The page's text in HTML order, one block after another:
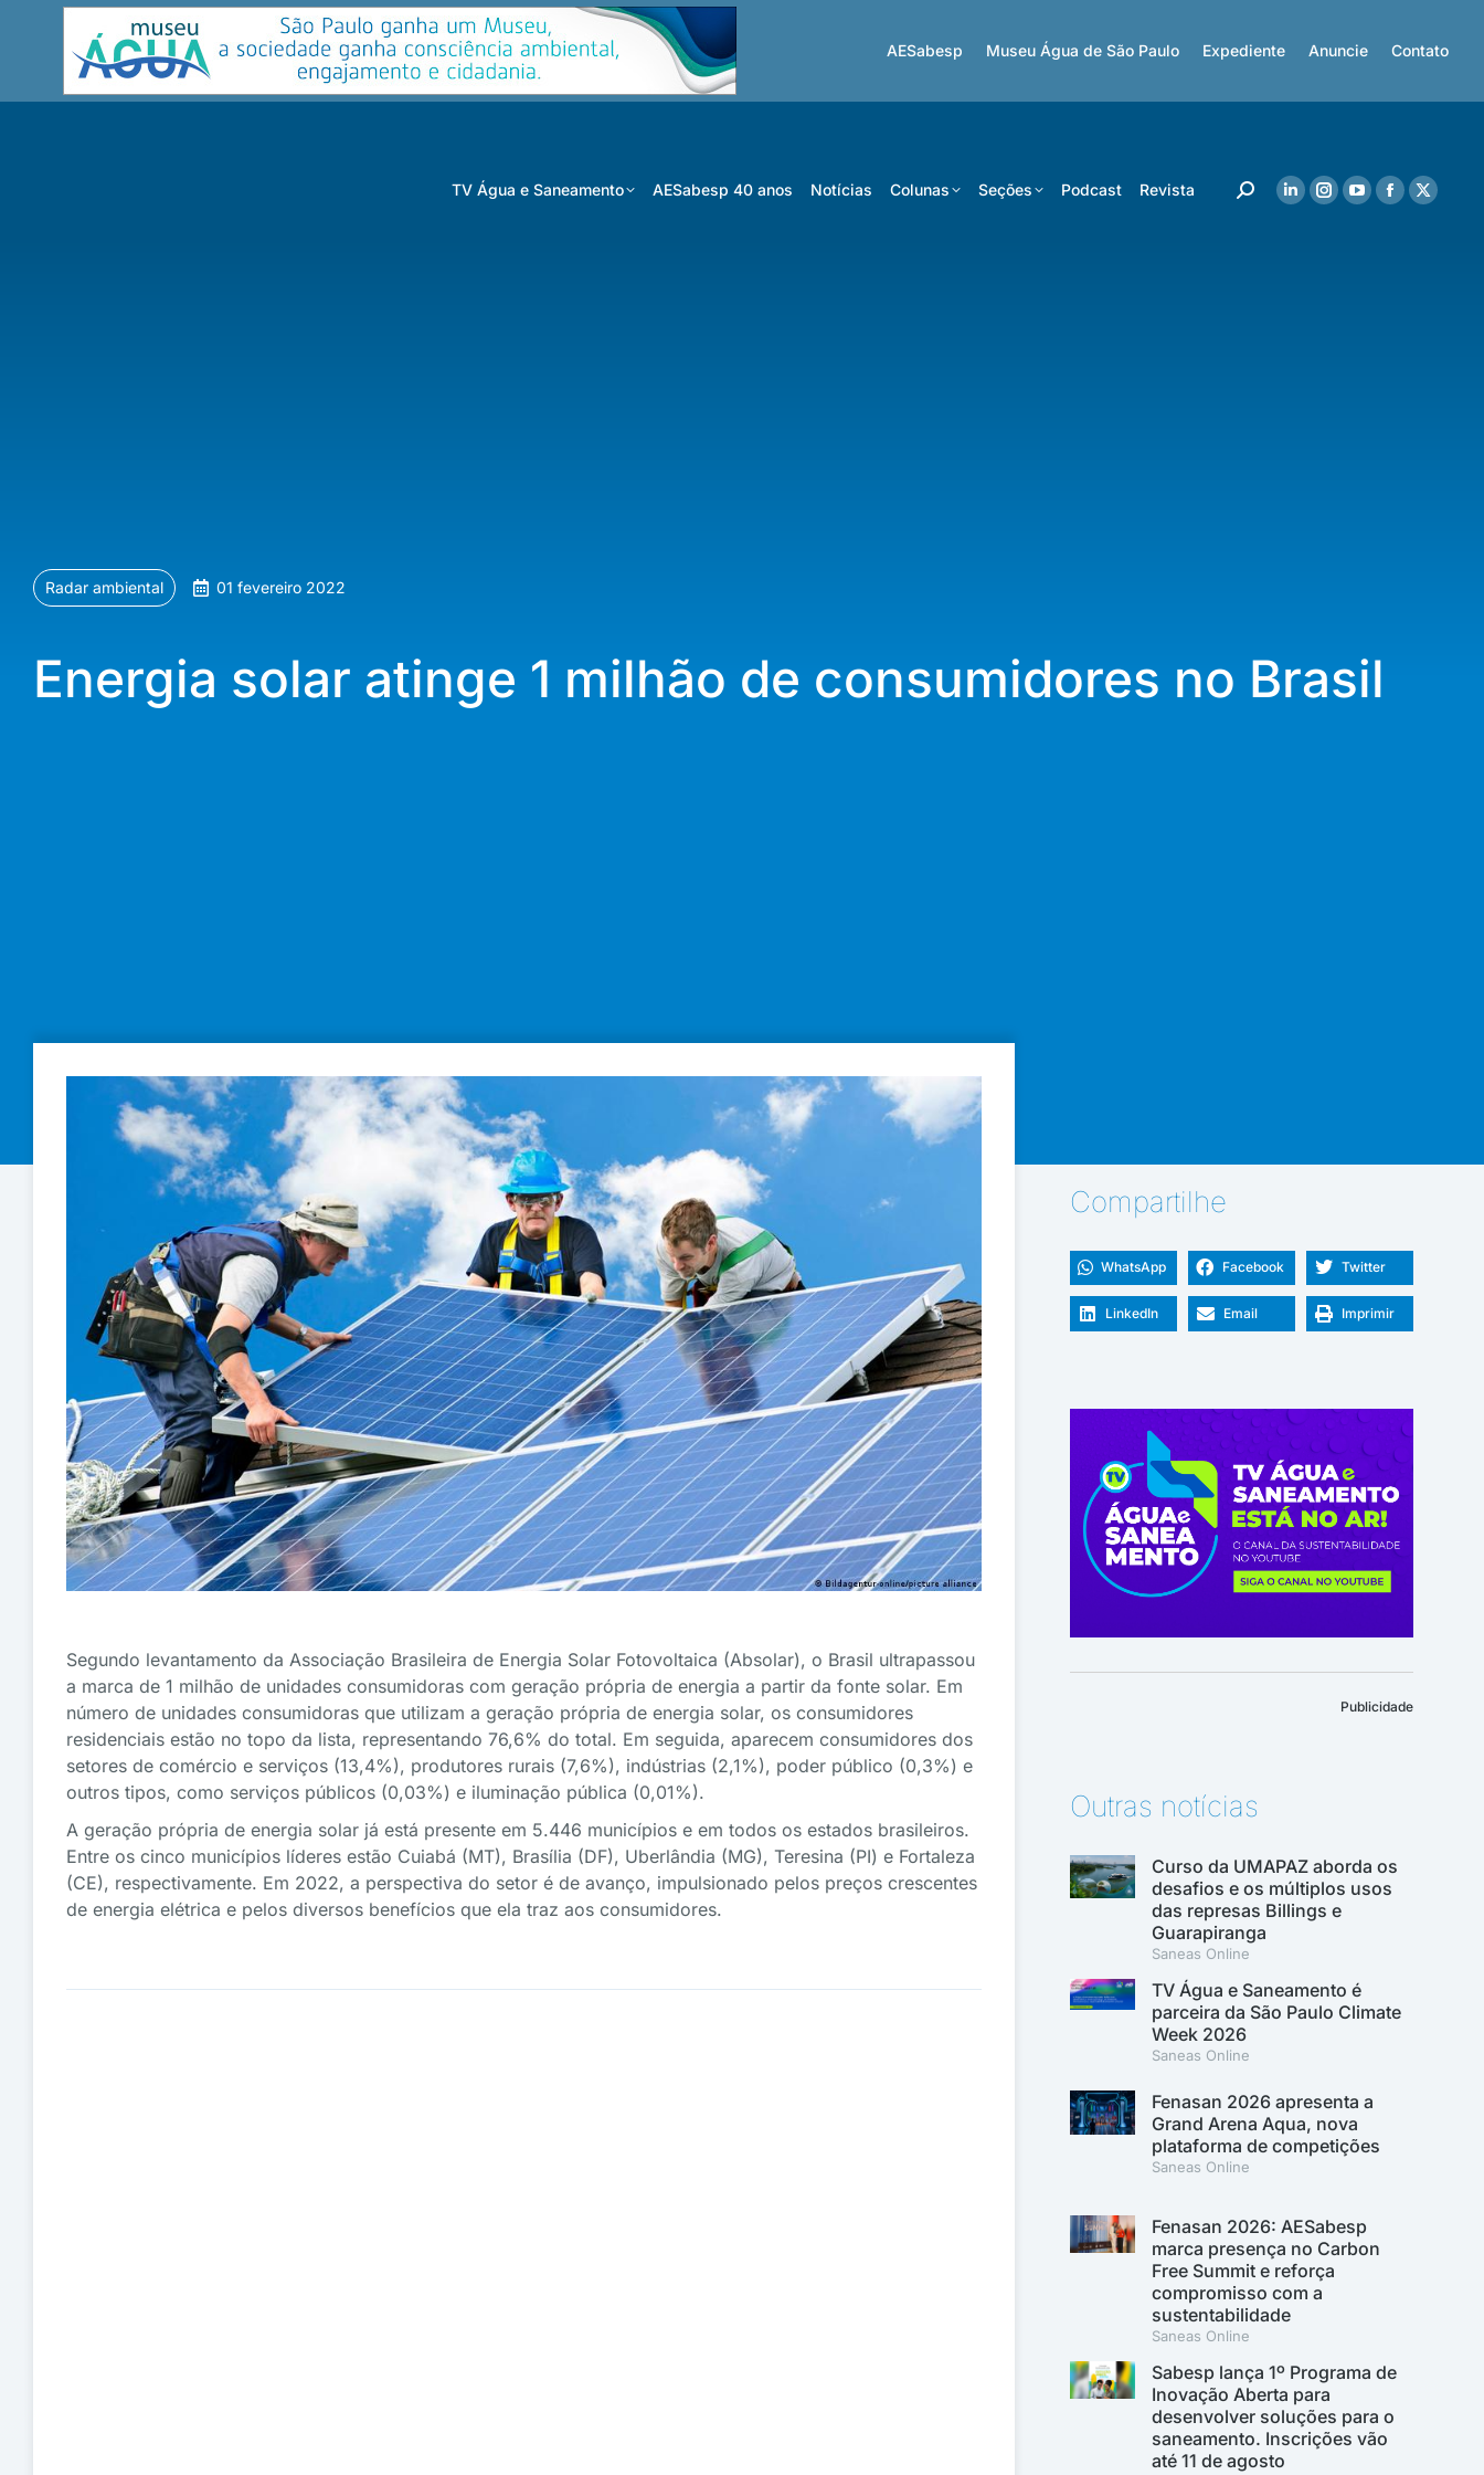
AESabesp Museu Água de São Paulo Expediente Anuncie Contato
TV Água e Saneamento AESabesp 40 anos Notícias Colunas Seções Podcast Revista
Radar ambiental 01 fevereiro 2022
Energia solar atinge 1 milhão de consumidores no Brasil
Segundo levantamento da Associação Brasileira de Energia Solar Fotovoltaica (Absolar), o Brasil ultrapassou
a marca de 1 milhão de unidades consumidoras com geração própria de energia a partir da fonte solar. Em
número de unidades consumidoras que utilizam a geração própria de energia solar, os consumidores
residenciais estão no topo da lista, representando 76,6% do total. Em seguida, aparecem consumidores dos
setores de comércio e serviços (13,4%), produtores rurais (7,6%), indústrias (2,1%), poder público (0,3%) e
outros tipos, como serviços públicos (0,03%) e iluminação pública (0,01%).
A geração própria de energia solar já está presente em 5.446 municípios e em todos os estados brasileiros.
Entre os cinco municípios líderes estão Cuiabá (MT), Brasília (DF), Uberlândia (MG), Teresina (PI) e Fortaleza
(CE), respectivamente. Em 2022, a perspectiva do setor é de avanço, impulsionado pelos preços crescentes
de energia elétrica e pelos diversos benefícios que ela traz aos consumidores.
Compartilhe
WhatsApp Facebook Twitter
LinkedIn Email Imprimir
Publicidade
Outras notícias
Curso da UMAPAZ aborda os
desafios e os múltiplos usos
das represas Billings e
Guarapiranga
Saneas Online
TV Água e Saneamento é
parceira da São Paulo Climate
Week 2026
Saneas Online
Fenasan 2026 apresenta a
Grand Arena Aqua, nova
plataforma de competições
Saneas Online
Fenasan 2026: AESabesp
marca presença no Carbon
Free Summit e reforça
compromisso com a
sustentabilidade
Saneas Online
Sabesp lança 1º Programa de
Inovação Aberta para
desenvolver soluções para o
saneamento. Inscrições vão
até 11 de agosto